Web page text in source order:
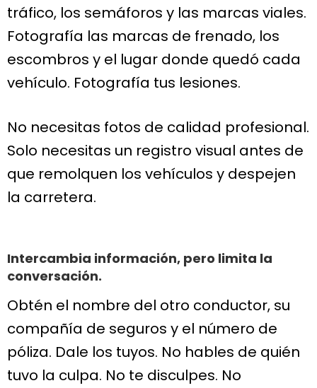
tráfico, los semáforos y las marcas viales.
Fotografía las marcas de frenado, los
escombros y el lugar donde quedó cada
vehículo. Fotografía tus lesiones.
No necesitas fotos de calidad profesional.
Solo necesitas un registro visual antes de
que remolquen los vehículos y despejen
la carretera.
Intercambia información, pero limita la
conversación.
Obtén el nombre del otro conductor, su
compañía de seguros y el número de
póliza. Dale los tuyos. No hables de quién
tuvo la culpa. No te disculpes. No